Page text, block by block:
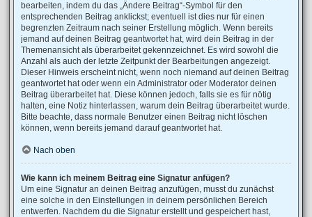
bearbeiten, indem du das „Ändere Beitrag“-Symbol für den
entsprechenden Beitrag anklickst; eventuell ist dies nur für einen
begrenzten Zeitraum nach seiner Erstellung möglich. Wenn bereits
jemand auf deinen Beitrag geantwortet hat, wird dein Beitrag in der
Themenansicht als überarbeitet gekennzeichnet. Es wird sowohl die
Anzahl als auch der letzte Zeitpunkt der Bearbeitungen angezeigt.
Dieser Hinweis erscheint nicht, wenn noch niemand auf deinen Beitrag
geantwortet hat oder wenn ein Administrator oder Moderator deinen
Beitrag überarbeitet hat. Diese können jedoch, falls sie es für nötig
halten, eine Notiz hinterlassen, warum dein Beitrag überarbeitet wurde.
Bitte beachte, dass normale Benutzer einen Beitrag nicht löschen
können, wenn bereits jemand darauf geantwortet hat.
Nach oben
Wie kann ich meinem Beitrag eine Signatur anfügen?
Um eine Signatur an deinen Beitrag anzufügen, musst du zunächst
eine solche in den Einstellungen in deinem persönlichen Bereich
entwerfen. Nachdem du die Signatur erstellt und gespeichert hast,